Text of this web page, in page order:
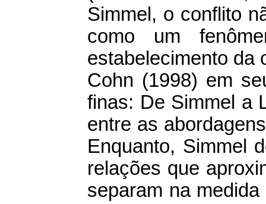
Simmel, o conflito
como um
estabelecimento da
Cohn (1998) em
finas: De Simmel a
entre as
Enquanto, Simmel
relações que
separam na